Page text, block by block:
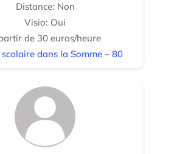
Distance: Non
Visio: Oui
de 30 euros/heure
dans la Somme – 80